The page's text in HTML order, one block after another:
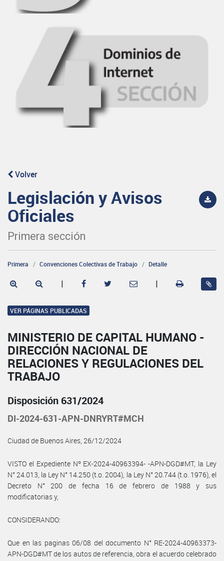
Volver
Legislación y Avisos
Oficiales
Primera sección
Primera Convenciones Colectivas de Trabajo Detalle
| |
VER PÁGINAS PUBLICADAS
MINISTERIO DE CAPITAL HUMANO -
DIRECCIÓN NACIONAL DE
RELACIONES Y REGULACIONES DEL
TRABAJO
Disposición 631/2024
DI-2024-631-APN-DNRYRT#MCH
Ciudad de Buenos Aires, 26/12/2024
VISTO el Expediente Nº EX-2024-40963394- -APN-DGD#MT, la Ley
N° 24.013, la Ley N° 14.250 (t.o. 2004), la Ley N° 20.744 (t.o. 1976), el
Decreto N° 200 de fecha 16 de febrero de 1988 y sus
modificatorias y,
CONSIDERANDO:
Que en las paginas 06/08 del documento N° RE-2024-40963373-
APN-DGD#MT de los autos de referencia, obra el acuerdo celebrado